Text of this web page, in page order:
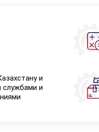
и
службами и